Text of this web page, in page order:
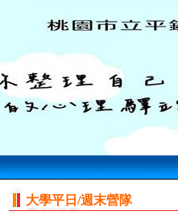
大學平日/週末營隊